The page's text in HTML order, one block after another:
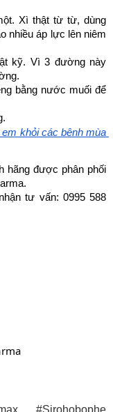
Xì thật từ từ, dùng
nhiều áp lực lên niêm
kỹ. Vì 3 đường này
bằng nước muối để
khỏi các bệnh mùa
hãng được phân phối
tư vấn: 0995 588